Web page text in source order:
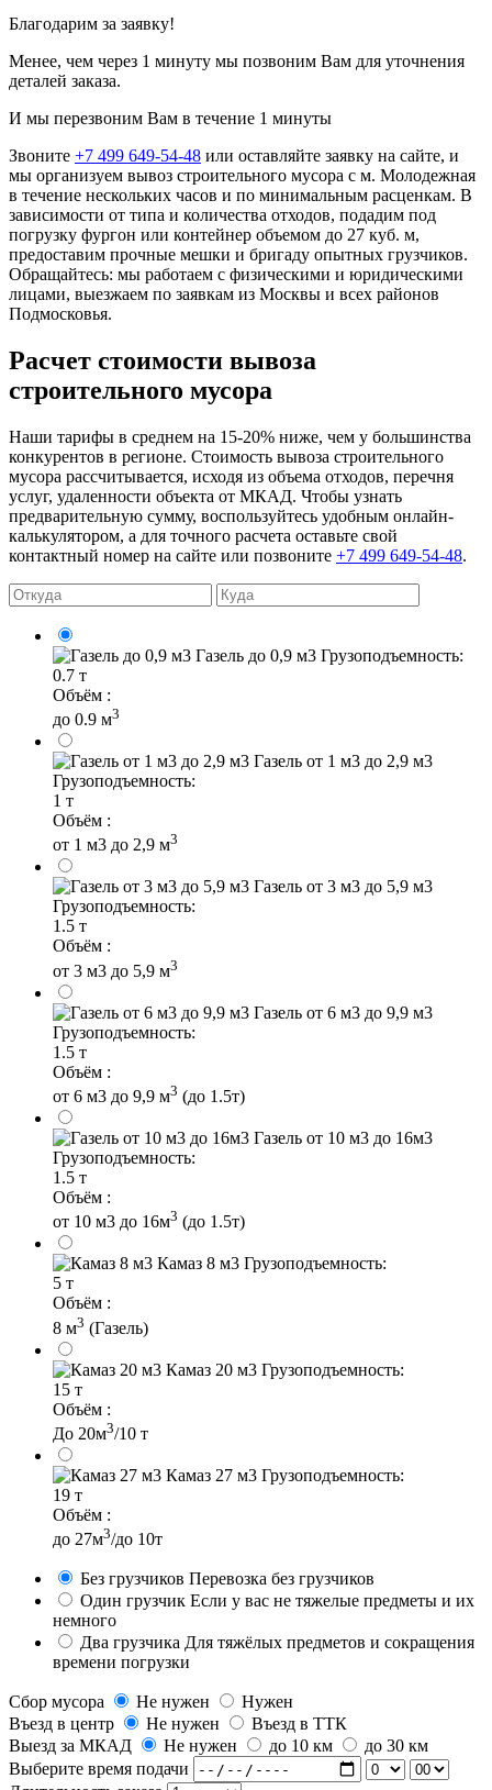
Благодарим за заявку!
Менее, чем через 1 минуту мы позвоним Вам для уточнения
деталей заказа.
И мы перезвоним Вам в течение 1 минуты
Звоните +7 499 649-54-48 или оставляйте заявку на сайте, и
мы организуем вывоз строительного мусора с м. Молодежная
в течение нескольких часов и по минимальным расценкам. В
зависимости от типа и количества отходов, подадим под
погрузку фургон или контейнер объемом до 27 куб. м,
предоставим прочные мешки и бригаду опытных грузчиков.
Обращайтесь: мы работаем с физическими и юридическими
лицами, выезжаем по заявкам из Москвы и всех районов
Подмосковья.
Расчет стоимости вывоза
строительного мусора
Наши тарифы в среднем на 15-20% ниже, чем у большинства
конкурентов в регионе. Стоимость вывоза строительного
мусора рассчитывается, исходя из объема отходов, перечня
услуг, удаленности объекта от МКАД. Чтобы узнать
предварительную сумму, воспользуйтесь удобным онлайн-
калькулятором, а для точного расчета оставьте свой
контактный номер на сайте или позвоните +7 499 649-54-48.
Газель до 0,9 м3 Грузоподъемность:
0.7 т
Объём :
до 0.9 м3
Газель от 1 м3 до 2,9 м3
Грузоподъемность:
1 т
Объём :
от 1 м3 до 2,9 м3
Газель от 3 м3 до 5,9 м3
Грузоподъемность:
1.5 т
Объём :
от 3 м3 до 5,9 м3
Газель от 6 м3 до 9,9 м3
Грузоподъемность:
1.5 т
Объём :
от 6 м3 до 9,9 м3 (до 1.5т)
Газель от 10 м3 до 16м3
Грузоподъемность:
1.5 т
Объём :
от 10 м3 до 16м3 (до 1.5т)
Камаз 8 м3 Грузоподъемность:
5 т
Объём :
8 м3 (Газель)
Камаз 20 м3 Грузоподъемность:
15 т
Объём :
До 20м3/10 т
Камаз 27 м3 Грузоподъемность:
19 т
Объём :
до 27м3/до 10т
Без грузчиков Перевозка без грузчиков
Один грузчик Если у вас не тяжелые предметы и их
немного
Два грузчика Для тяжёлых предметов и сокращения
времени погрузки
Сбор мусора Не нужен
Нужен
Въезд в центр
Не нужен
Въезд в ТТК
Выезд за МКАД
Не нужен до 10 км
до 30 км
Выберите время подачи